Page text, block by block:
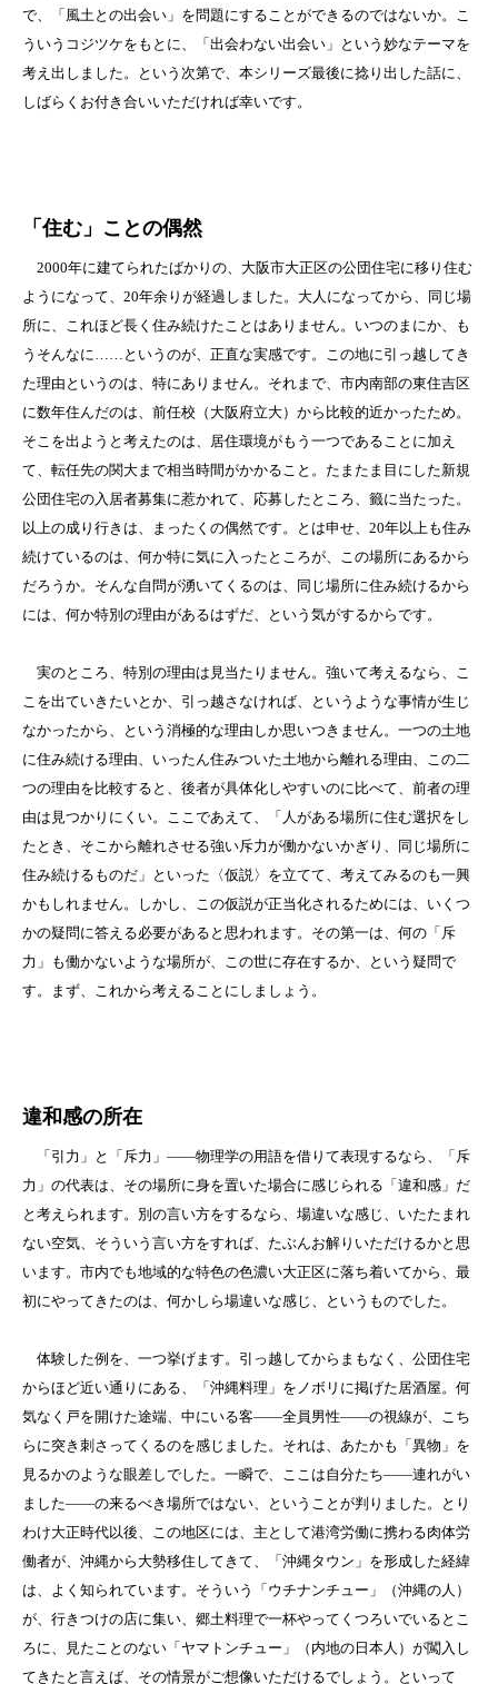
で、「風土との出会い」を問題にすることができるのではないか。こ
ういうコジツケをもとに、「出会わない出会い」という妙なテーマを
考え出しました。という次第で、本シリーズ最後に捻り出した話に、
しばらくお付き合いいただければ幸いです。
「住む」ことの偶然
2000年に建てられたばかりの、大阪市大正区の公団住宅に移り住む
ようになって、20年余りが経過しました。大人になってから、同じ場
所に、これほど長く住み続けたことはありません。いつのまにか、も
うそんなに……というのが、正直な実感です。この地に引っ越してき
た理由というのは、特にありません。それまで、市内南部の東住吉区
に数年住んだのは、前任校（大阪府立大）から比較的近かったため。
そこを出ようと考えたのは、居住環境がもう一つであることに加え
て、転任先の関大まで相当時間がかかること。たまたま目にした新規
公団住宅の入居者募集に惹かれて、応募したところ、籤に当たった。
以上の成り行きは、まったくの偶然です。とは申せ、20年以上も住み
続けているのは、何か特に気に入ったところが、この場所にあるから
だろうか。そんな自問が湧いてくるのは、同じ場所に住み続けるから
には、何か特別の理由があるはずだ、という気がするからです。
実のところ、特別の理由は見当たりません。強いて考えるなら、こ
こを出ていきたいとか、引っ越さなければ、というような事情が生じ
なかったから、という消極的な理由しか思いつきません。一つの土地
に住み続ける理由、いったん住みついた土地から離れる理由、この二
つの理由を比較すると、後者が具体化しやすいのに比べて、前者の理
由は見つかりにくい。ここであえて、「人がある場所に住む選択をし
たとき、そこから離れさせる強い斥力が働かないかぎり、同じ場所に
住み続けるものだ」といった〈仮説〉を立てて、考えてみるのも一興
かもしれません。しかし、この仮説が正当化されるためには、いくつ
かの疑問に答える必要があると思われます。その第一は、何の「斥
力」も働かないような場所が、この世に存在するか、という疑問で
す。まず、これから考えることにしましょう。
違和感の所在
「引力」と「斥力」――物理学の用語を借りて表現するなら、「斥
力」の代表は、その場所に身を置いた場合に感じられる「違和感」だ
と考えられます。別の言い方をするなら、場違いな感じ、いたたまれ
ない空気、そういう言い方をすれば、たぶんお解りいただけるかと思
います。市内でも地域的な特色の色濃い大正区に落ち着いてから、最
初にやってきたのは、何かしら場違いな感じ、というものでした。
体験した例を、一つ挙げます。引っ越してからまもなく、公団住宅
からほど近い通りにある、「沖縄料理」をノボリに掲げた居酒屋。何
気なく戸を開けた途端、中にいる客――全員男性――の視線が、こち
らに突き刺さってくるのを感じました。それは、あたかも「異物」を
見るかのような眼差しでした。一瞬で、ここは自分たち――連れがい
ました――の来るべき場所ではない、ということが判りました。とり
わけ大正時代以後、この地区には、主として港湾労働に携わる肉体労
働者が、沖縄から大勢移住してきて、「沖縄タウン」を形成した経緯
は、よく知られています。そういう「ウチナンチュー」（沖縄の人）
が、行きつけの店に集い、郷土料理で一杯やってくつろいでいるとこ
ろに、見たことのない「ヤマトンチュー」（内地の日本人）が闖入し
てきたと言えば、その情景がご想像いただけるでしょう。といって